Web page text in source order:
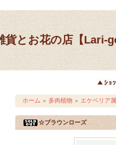
貨とお花の店【Lari-
ホーム ＞ 多肉植物 ＞ エケベリア
☆ブラウンローズ